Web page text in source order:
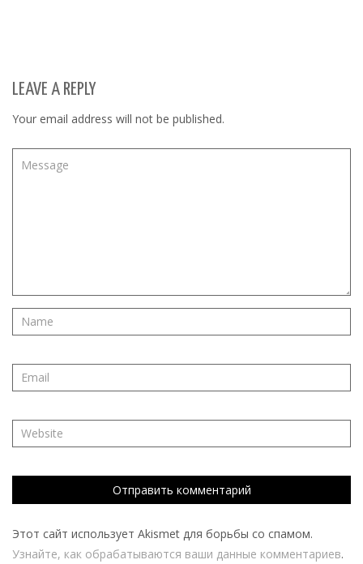
LEAVE A REPLY
Your email address will not be published.
Этот сайт использует Akismet для борьбы со спамом.
Узнайте, как обрабатываются ваши данные комментариев.